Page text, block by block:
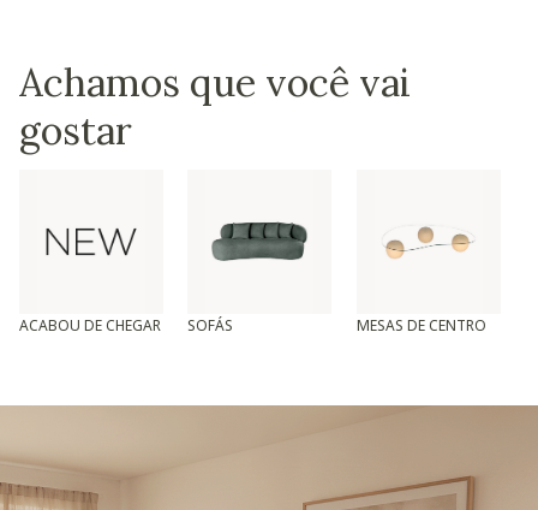
Achamos que você vai
gostar
ACABOU DE CHEGAR SOFÁS MESAS DE CENTRO